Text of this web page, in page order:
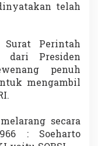
telah
Perintah
dari Presiden
penuh
mengambil
secara
: Soeharto